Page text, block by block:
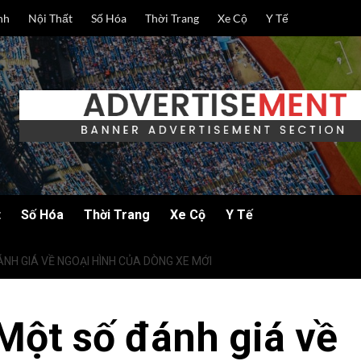
Nội Thất Số Hóa Thời Trang Xe Cộ Y Tế
Số Hóa Thời Trang Xe Cộ Y Tế
GIÁ VỀ NGOẠI HÌNH CỦA DÒNG XE MỚI
số đánh giá về